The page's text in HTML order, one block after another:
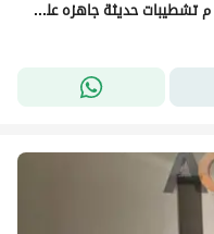
فرصة للبيع لأصحاب المساحات الكبيره 285 م تشطيبات حديثة جاهزه علي السكن فوورا قرب النادي الاهلي امتداد حسن المأمون